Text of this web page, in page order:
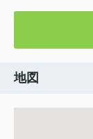
地図